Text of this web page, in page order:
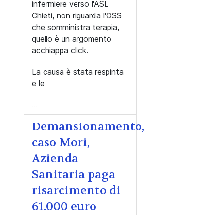
infermiere verso l'ASL
Chieti, non riguarda l'OSS
che somministra terapia,
quello è un argomento
acchiappa click.
La causa è stata respinta
e le
...
Demansionamento,
caso Mori,
Azienda
Sanitaria paga
risarcimento di
61.000 euro